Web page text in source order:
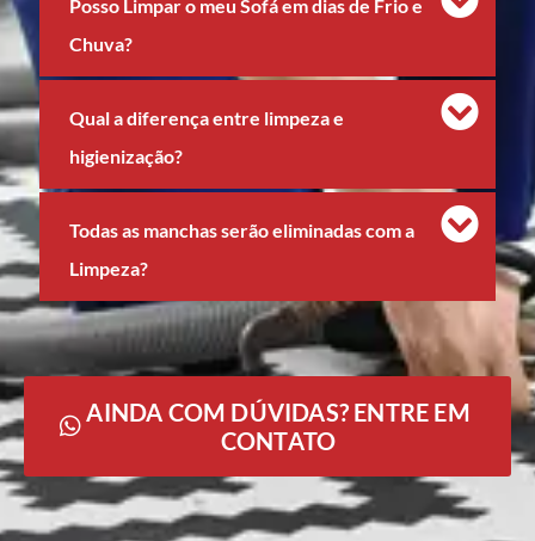
Posso Limpar o meu Sofá em dias de Frio e
Chuva?
Qual a diferença entre limpeza e
higienização?
Todas as manchas serão eliminadas com a
Limpeza?
AINDA COM DÚVIDAS? ENTRE EM
CONTATO